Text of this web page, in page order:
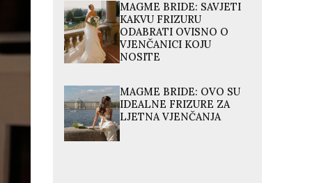
MAGME BRIDE: SAVJETI
KAKVU FRIZURU
ODABRATI OVISNO O
VJENČANICI KOJU
NOSITE
MAGME BRIDE: OVO SU
IDEALNE FRIZURE ZA
LJETNA VJENČANJA